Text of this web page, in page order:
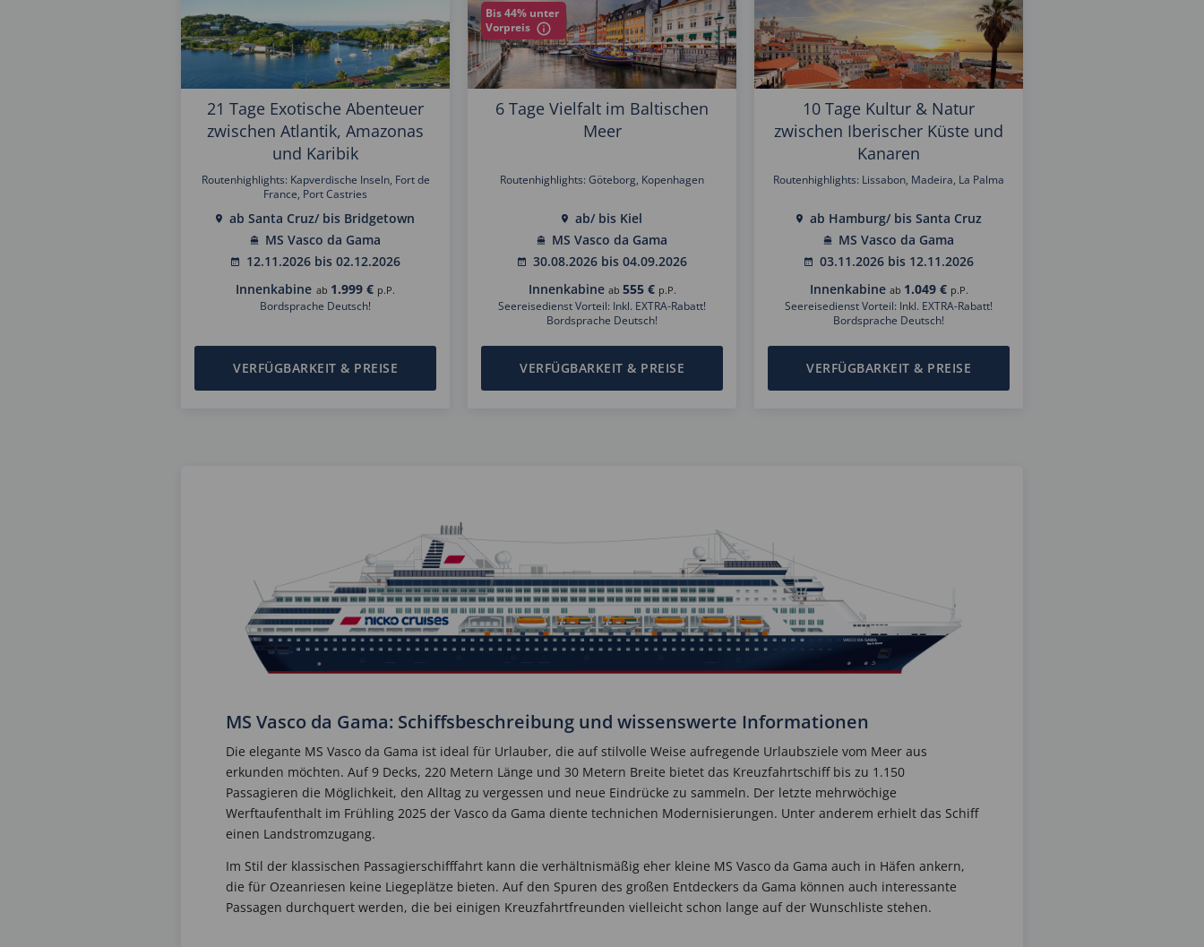
21 Tage Exotische Abenteuer
zwischen Atlantik, Amazonas
und Karibik
Routenhighlights: Kapverdische Inseln, Fort de
France, Port Castries
ab Santa Cruz/ bis Bridgetown
MS Vasco da Gama
12.11.2026 bis 02.12.2026
Innenkabine ab 1.999 € p.P.
Bordsprache Deutsch!
VERFÜGBARKEIT & PREISE
Bis 44% unter
Vorpreis
6 Tage Vielfalt im Baltischen
Meer
Routenhighlights: Göteborg, Kopenhagen
ab/ bis Kiel
MS Vasco da Gama
30.08.2026 bis 04.09.2026
Innenkabine ab 555 € p.P.
Seereisedienst Vorteil: Inkl. EXTRA-Rabatt!
Bordsprache Deutsch!
VERFÜGBARKEIT & PREISE
10 Tage Kultur & Natur
zwischen Iberischer Küste und
Kanaren
Routenhighlights: Lissabon, Madeira, La Palma
ab Hamburg/ bis Santa Cruz
MS Vasco da Gama
03.11.2026 bis 12.11.2026
Innenkabine ab 1.049 € p.P.
Seereisedienst Vorteil: Inkl. EXTRA-Rabatt!
Bordsprache Deutsch!
VERFÜGBARKEIT & PREISE
MS Vasco da Gama: Schiffsbeschreibung und wissenswerte Informationen
Die elegante MS Vasco da Gama ist ideal für Urlauber, die auf stilvolle Weise aufregende Urlaubsziele vom Meer aus
erkunden möchten. Auf 9 Decks, 220 Metern Länge und 30 Metern Breite bietet das Kreuzfahrtschiff bis zu 1.150
Passagieren die Möglichkeit, den Alltag zu vergessen und neue Eindrücke zu sammeln. Der letzte mehrwöchige
Werftaufenthalt im Frühling 2025 der Vasco da Gama diente technichen Modernisierungen. Unter anderem erhielt das Schiff
einen Landstromzugang.
Im Stil der klassischen Passagierschifffahrt kann die verhältnismäßig eher kleine MS Vasco da Gama auch in Häfen ankern,
die für Ozeanriesen keine Liegeplätze bieten. Auf den Spuren des großen Entdeckers da Gama können auch interessante
Passagen durchquert werden, die bei einigen Kreuzfahrtfreunden vielleicht schon lange auf der Wunschliste stehen.